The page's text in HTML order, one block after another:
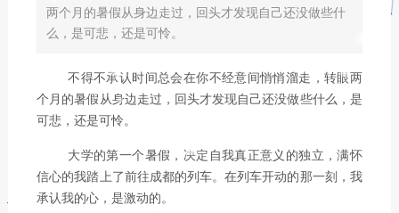
两个月的暑假从身边走过，回头才发现自己还没做些什
么，是可悲，还是可怜。
不得不承认时间总会在你不经意间悄悄溜走，转眼两
个月的暑假从身边走过，回头才发现自己还没做些什么，是
可悲，还是可怜。
大学的第一个暑假，决定自我真正意义的独立，满怀
信心的我踏上了前往成都的列车。在列车开动的那一刻，我
承认我的心，是激动的。